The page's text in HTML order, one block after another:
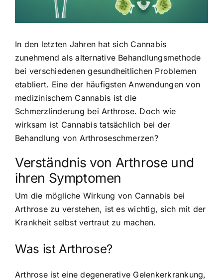
In den letzten Jahren hat sich Cannabis
zunehmend als alternative Behandlungsmethode
bei verschiedenen gesundheitlichen Problemen
etabliert. Eine der häufigsten Anwendungen von
medizinischem Cannabis ist die
Schmerzlinderung bei Arthrose. Doch wie
wirksam ist Cannabis tatsächlich bei der
Behandlung von Arthroseschmerzen?
Verständnis von Arthrose und
ihren Symptomen
Um die mögliche Wirkung von Cannabis bei
Arthrose zu verstehen, ist es wichtig, sich mit der
Krankheit selbst vertraut zu machen.
Was ist Arthrose?
Arthrose ist eine degenerative Gelenkerkrankung,